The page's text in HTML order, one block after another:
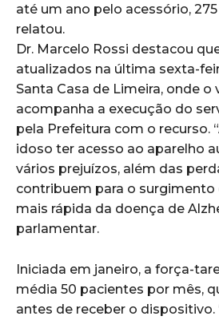
até um ano pelo acessório,
relatou.
Dr. Marcelo Rossi destacou
atualizados na última sexta-
Santa Casa de Limeira, onde o
acompanha a execução do
pela Prefeitura com o recurso.
idoso ter acesso ao aparelho
vários prejuízos, além das
contribuem para o surgimento
mais rápida da doença de
parlamentar.
Iniciada em janeiro, a força-
média 50 pacientes por mês,
antes de receber o dispositivo.